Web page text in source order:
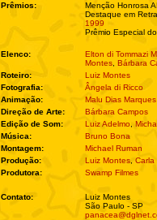
Prêmios:
Menção Honrosa
Destaque em
1999
Prêmio Especial
Elenco:
Elton di Tommazi
Montes Bárbara
Roteiro:
Luiz Montes
Fotografia:
Ângela di Ricco
Animação:
Malu Dias Marques
Direção de Arte:
Bárbara Campos
Edição de Som:
Luiz Adelmo
Música:
Bruno Bona
Montagem:
Michael Ruman
Produção:
Luiz Montes Carla
Produtora:
Swamp Filmes
Contato:
Luiz Montes
São Paulo - SP